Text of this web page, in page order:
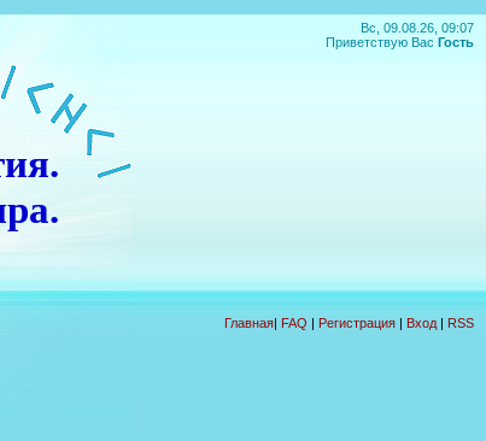
Вс, 09.08.26, 09:07
Приветствую Вас Гость
Главная| FAQ | Регистрация | Вход | RSS